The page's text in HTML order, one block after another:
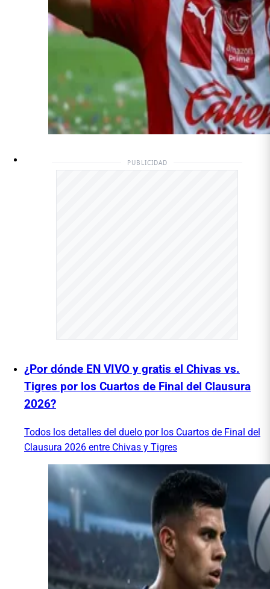
PUBLICIDAD
¿Por dónde EN VIVO y gratis el Chivas vs.
Tigres por los Cuartos de Final del Clausura
2026?
Todos los detalles del duelo por los Cuartos de Final del
Clausura 2026 entre Chivas y Tigres